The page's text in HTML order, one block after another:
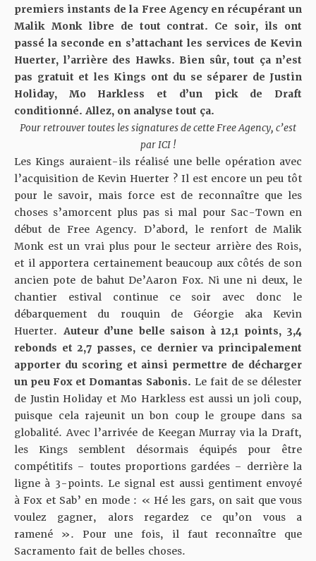
premiers instants de la Free Agency en récupérant un
Malik Monk libre de tout contrat. Ce soir, ils ont
passé la seconde en s’attachant les services de Kevin
Huerter, l’arrière des Hawks. Bien sûr, tout ça n’est
pas gratuit et les Kings ont du se séparer de Justin
Holiday, Mo Harkless et d’un pick de Draft
conditionné. Allez, on analyse tout ça.
Pour retrouver toutes les signatures de cette Free Agency, c’est
parICI!
Les Kings auraient-ils réalisé une belle opération avec
l’acquisition de Kevin Huerter ? Il est encore un peu tôt
pour le savoir, mais force est de reconnaître que les
choses s’amorcent plus pas si mal pour Sac-Town en
début de Free Agency. D’abord, le renfort de Malik
Monk est un vrai plus pour le secteur arrière des Rois,
et il apportera certainement beaucoup aux côtés de son
ancien pote de bahut De’Aaron Fox. Ni une ni deux, le
chantier estival continue ce soir avec donc le
débarquement du rouquin de Géorgie aka Kevin
Huerter. Auteur d’une belle saison à 12,1 points, 3,4
rebonds et 2,7 passes, ce dernier va principalement
apporter du scoring et ainsi permettre de décharger
un peu Fox et Domantas Sabonis. Le fait de se délester
de Justin Holiday et Mo Harkless est aussi un joli coup,
puisque cela rajeunit un bon coup le groupe dans sa
globalité. Avec l’arrivée de Keegan Murray via la Draft,
les Kings semblent désormais équipés pour être
compétitifs – toutes proportions gardées – derrière la
ligne à 3-points. Le signal est aussi gentiment envoyé
à Fox et Sab’ en mode : « Hé les gars, on sait que vous
voulez gagner, alors regardez ce qu’on vous a
ramené ». Pour une fois, il faut reconnaître que
Sacramento fait de belles choses.